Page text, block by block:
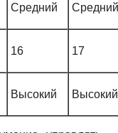
Средний Средний
16 17
Высокий Высокий